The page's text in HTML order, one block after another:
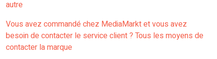
autre
Vous avez commandé chez MediaMarkt et vous avez
besoin de contacter le service client ? Tous les moyens de
contacter la marque